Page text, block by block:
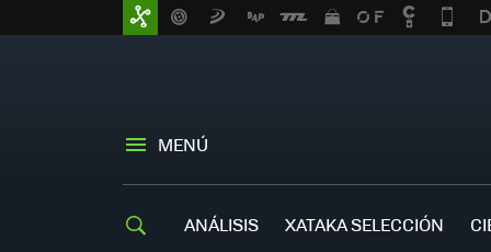
MENÚ
ANÁLISIS XATAKA SELECCIÓN